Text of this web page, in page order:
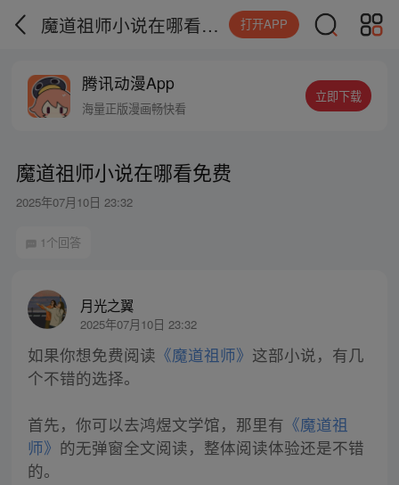
魔道祖师小说在哪看免费 打开APP
腾讯动漫App
海量正版漫画畅快看
立即下载
魔道祖师小说在哪看免费
2025年07月10日 23:32
1个回答
月光之翼
2025年07月10日 23:32
如果你想免费阅读 《魔道祖师》 这部小说，有几
个不错的选择。
首先，你可以去鸿煜文学馆，那里有 《魔道祖
师》 的无弹窗全文阅读，整体阅读体验还是不错
的。